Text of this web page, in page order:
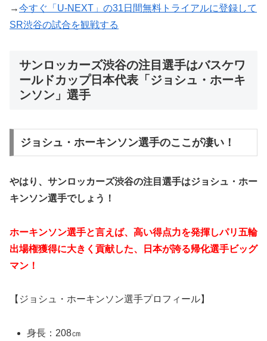
→今すぐ「U-NEXT」の31日間無料トライアルに登録して
SR渋谷の試合を観戦する
サンロッカーズ渋谷の注目選手はバスケワ
ールドカップ日本代表「ジョシュ・ホーキ
ンソン」選手
ジョシュ・ホーキンソン選手のここが凄い！
やはり、サンロッカーズ渋谷の注目選手はジョシュ・ホー
キンソン選手でしょう！
ホーキンソン選手と言えば、高い得点力を発揮しパリ五輪
出場権獲得に大きく貢献した、日本が誇る帰化選手ビッグ
マン！
【ジョシュ・ホーキンソン選手プロフィール】
身長：208㎝